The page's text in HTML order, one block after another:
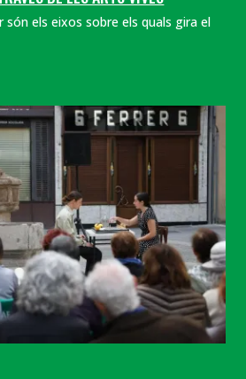
són els eixos sobre els quals gira el